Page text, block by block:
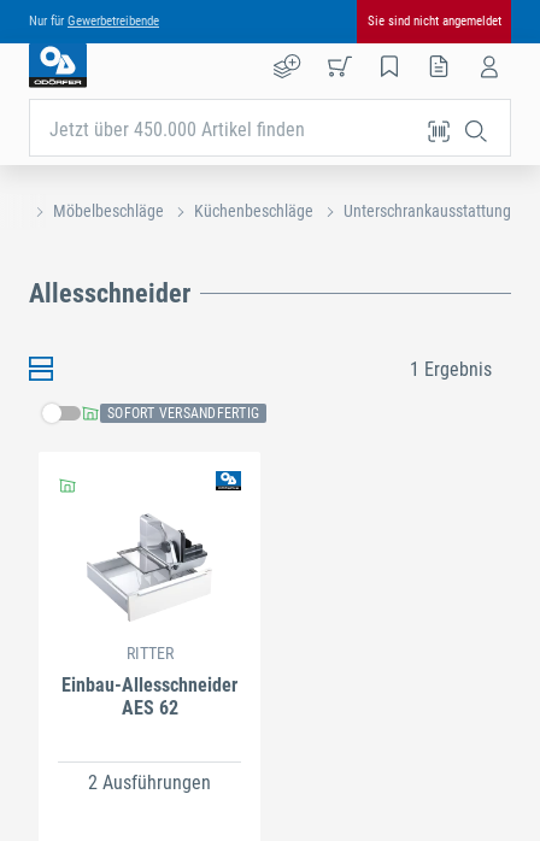
Nur für Gewerbetreibende Sie sind nicht angemeldet
Jetzt über 450.000 Artikel finden
Möbelbeschläge Küchenbeschläge Unterschrankausstattung
Allesschneider
1 Ergebnis
SOFORT VERSANDFERTIG
RITTER
Einbau-Allesschneider
AES 62
2 Ausführungen